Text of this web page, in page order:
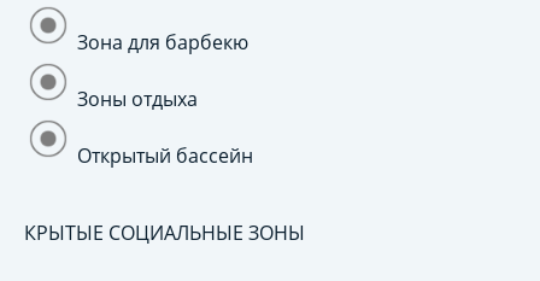
Зона для барбекю
Зоны отдыха
Открытый бассейн
КРЫТЫЕ СОЦИАЛЬНЫЕ ЗОНЫ